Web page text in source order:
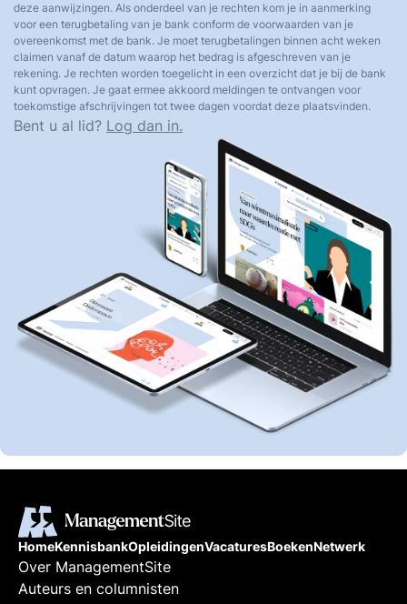
deze aanwijzingen. Als onderdeel van je rechten kom je in aanmerking
voor een terugbetaling van je bank conform de voorwaarden van je
overeenkomst met de bank. Je moet terugbetalingen binnen acht weken
claimen vanaf de datum waarop het bedrag is afgeschreven van je
rekening. Je rechten worden toegelicht in een overzicht dat je bij de bank
kunt opvragen. Je gaat ermee akkoord meldingen te ontvangen voor
toekomstige afschrijvingen tot twee dagen voordat deze plaatsvinden.
Bent u al lid? Log dan in.
HomeKennisbankOpleidingenVacaturesBoekenNetwerk
Over ManagementSite
Auteurs en columnisten